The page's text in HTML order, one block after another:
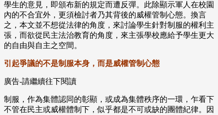
學生的意見，即頒布新的規定而遭反彈。此除顯示軍人在校園
內的不合宜外，更須檢討者乃其背後的威權管制心態。換言
之，本文並不想從法律的角度，來討論學生針對制服的權利主
張，而欲從民主法治教育的角度，來主張學校應給予學生更大
的自由與自主之空間。
引起爭議的不是制服本身，而是威權管制心態
廣告-請繼續往下閱讀
制服，作為集體認同的彰顯，或成為集體秩序的一環，乍看下
不管在民主或威權體制下，似乎都是不可或缺的團體紀律。因